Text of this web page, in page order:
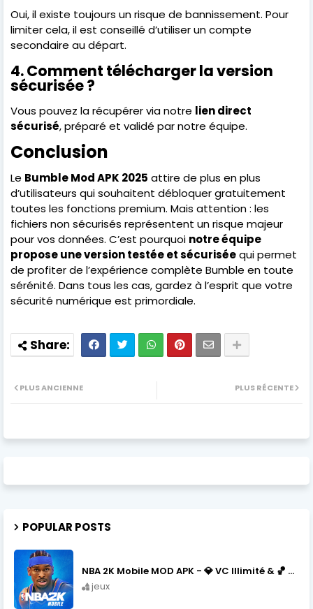
Oui, il existe toujours un risque de bannissement. Pour
limiter cela, il est conseillé d’utiliser un compte
secondaire au départ.
4. Comment télécharger la version
sécurisée ?
Vous pouvez la récupérer via notre lien direct
sécurisé, préparé et validé par notre équipe.
Conclusion
Le Bumble Mod APK 2025 attire de plus en plus
d’utilisateurs qui souhaitent débloquer gratuitement
toutes les fonctions premium. Mais attention : les
fichiers non sécurisés représentent un risque majeur
pour vos données. C’est pourquoi notre équipe
propose une version testée et sécuriséequi permet
de profiter de l’expérience complète Bumble en toute
sérénité. Dans tous les cas, gardez à l’esprit que votre
sécurité numérique est primordiale.
PLUS RÉCENTE
PLUS ANCIENNE
POPULAR POSTS
NBA 2K Mobile MOD APK - 💎 VC Illimité & 🏀 Tous Joueurs (2026)
jeux